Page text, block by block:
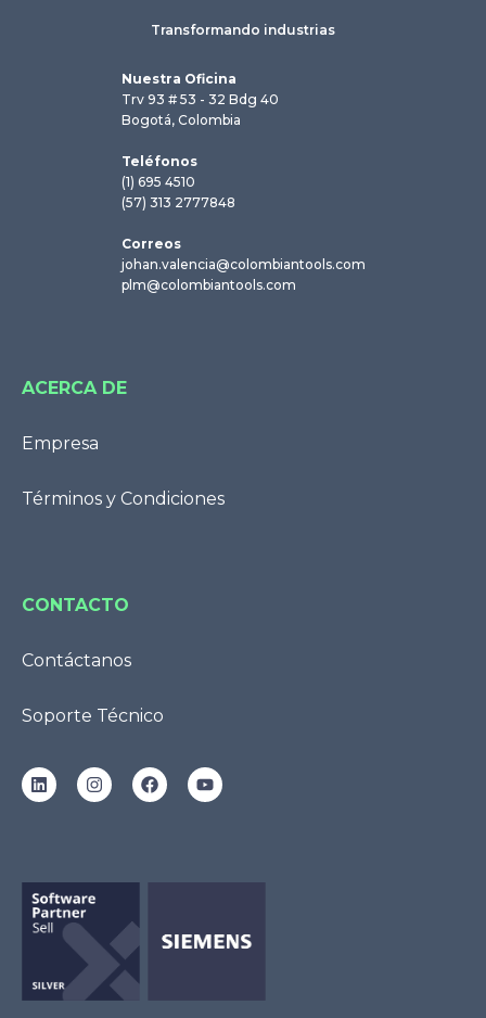
Transformando industrias
Nuestra Oficina
Trv 93 # 53 - 32 Bdg 40
Bogotá, Colombia
Teléfonos
(1) 695 4510
(57) 313 2777848
Correos
johan.valencia@colombiantools.com
plm@colombiantools.com
ACERCA DE
Empresa
Términos y Condiciones
CONTACTO
Contáctanos
Soporte Técnico